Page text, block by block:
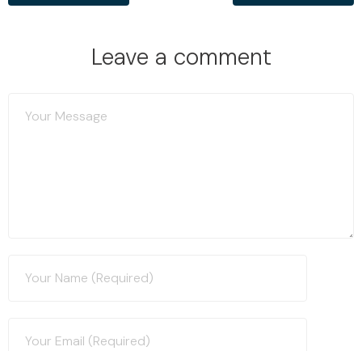
Leave a comment